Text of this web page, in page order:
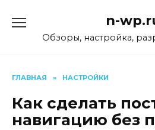
содержанию
n-
Обзоры, настройка,
ГЛАВНАЯ » НАСТРОЙКИ
Как сделать
навигацию без